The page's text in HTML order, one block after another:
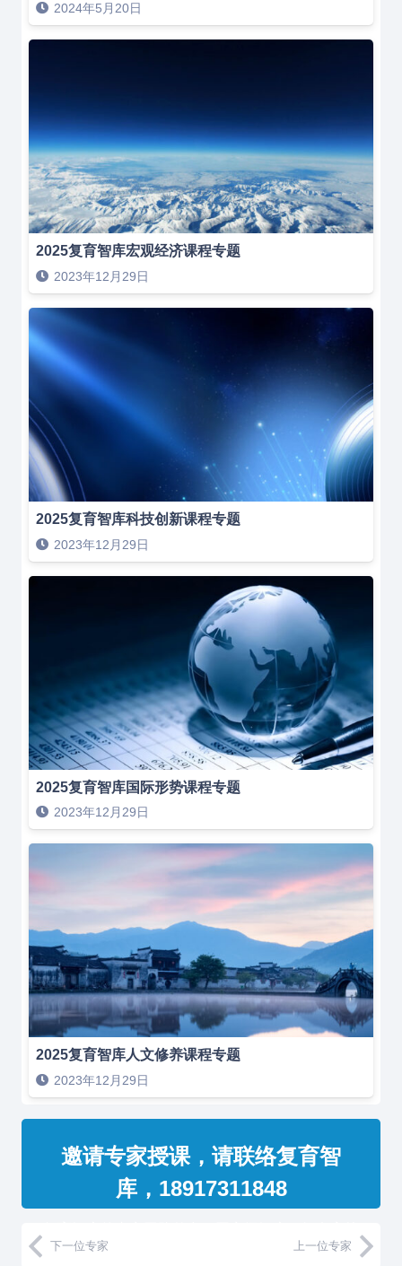
2024年5月20日
2025复育智库宏观经济课程专题
2023年12月29日
2025复育智库科技创新课程专题
2023年12月29日
2025复育智库国际形势课程专题
2023年12月29日
2025复育智库人文修养课程专题
2023年12月29日
邀请专家授课，请联络复育智
库，18917311848
教授和500强企业高管，汇聚国内外一流的经济、
下一位专家 上一位专家